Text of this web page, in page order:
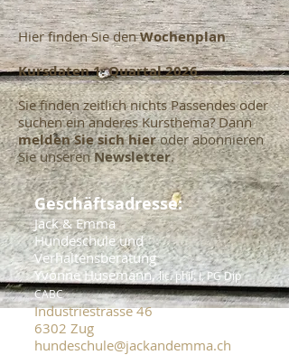
Hier finden Sie denWochenplan
Kursdaten 1. Quartal 2026
Sie finden zeitlich nichts Passendes oder
suchen ein anderes Kursthema? Dann
melden Sie sich hier oder abonnieren
Sie unserenNewsletter.
Geschäftsadresse:
Jack & Emma
Hundeschule und
Verhaltensberatung
Yvonne Husemann, lic. phil. I, PG Dip
CABC
Industriestrasse 46
6302 Zug
hundeschule@jackandemma.ch